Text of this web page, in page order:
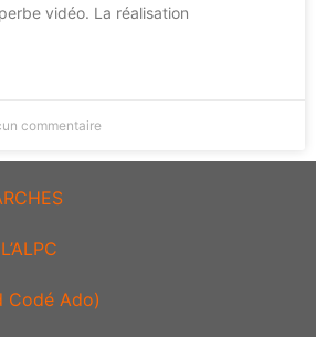
vidéo. La réalisation
commentaire
Codé Ado)